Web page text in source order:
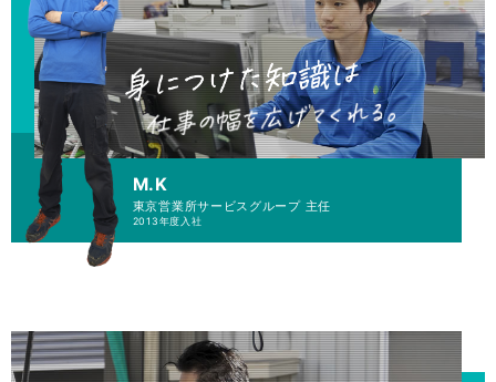
M.K
東京営業所サービスグループ 主任
2013年度入社